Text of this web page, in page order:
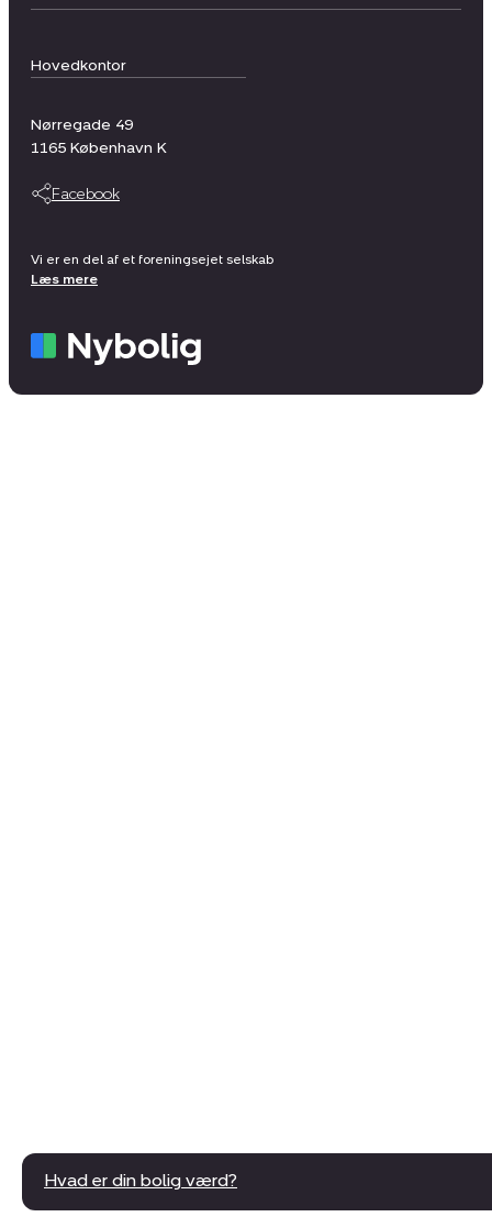
Hovedkontor
Nørregade 49
1165 København K
Facebook
Vi er en del af et foreningsejet selskab
Læs mere
Hvad er din bolig værd?